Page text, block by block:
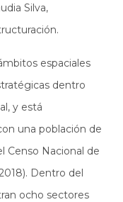
Silva,
espaciales
dentro
y está
una población de
Censo Nacional de
Dentro del
ocho sectores